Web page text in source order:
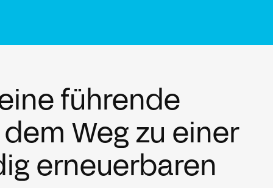
führende
Weg zu einer
erneuerbaren